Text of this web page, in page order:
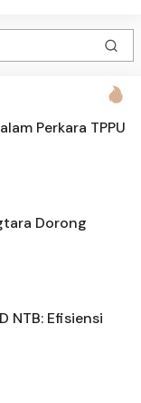
Perkara TPPU
Dorong
NTB: Efisiensi